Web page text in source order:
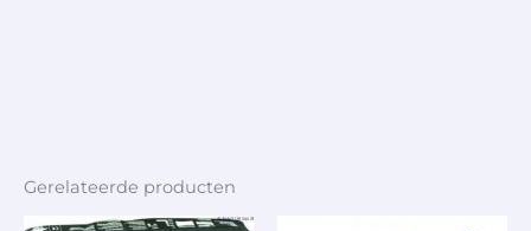
Gerelateerde producten